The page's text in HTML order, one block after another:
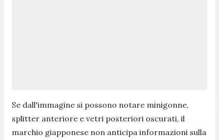
Se dall'immagine si possono notare minigonne,
splitter anteriore e vetri posteriori oscurati, il
marchio giapponese non anticipa informazioni sulla